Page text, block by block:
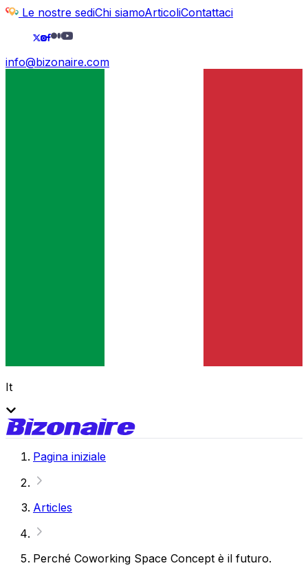
Le nostre sediChi siamoArticoliContattaci
info@bizonaire.com
It
Pagina iniziale
Articles
Perché Coworking Space Concept è il futuro.